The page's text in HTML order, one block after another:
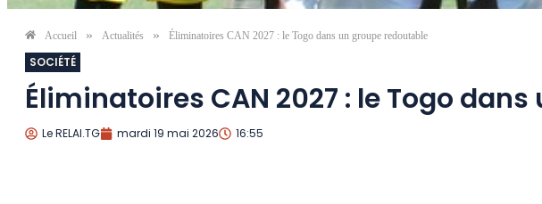
Accueil » Actualités » Éliminatoires CAN 2027 : le Togo dans un groupe redoutable
SOCIÉTÉ
Éliminatoires CAN 2027 : le Togo
Le RELAI.TG mardi 19 mai 2026 16:55